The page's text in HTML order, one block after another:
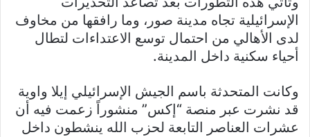
الإسرائيلية تجاه مدينة صور، وما رافقها من مخاوف
لدى الأهالي من احتمال توسع الاعتداءات لتطال
أحياء سكنية داخل المدينة.
وكانت المتحدثة باسم الجيش الإسرائيلي إيلا واوية
قد نشرت عبر منصة “إكس” منشوراً زعمت فيه أن
عشرات العناصر التابعة لحزب الله ينشطون داخل